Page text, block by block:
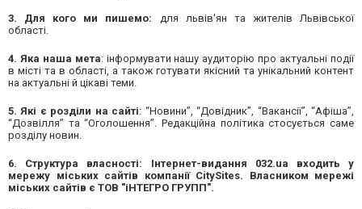
3. Для кого ми пишемо: для львів'ян та жителів Львівської
області.
4. Яка наша мета: інформувати нашу аудиторію про актуальні події
в місті та в області, а також готувати якісний та унікальний контент
на актуальні й цікаві теми.
5. Які є розділи на сайті: “Новини”, “Довідник”, “Вакансії”, “Афіша”,
“Дозвілля” та “Оголошення”. Редакційна політика стосується саме
розділу новин.
6. Структура власності: Інтернет-видання 032.ua входить у
мережу міських сайтів компанії CitySites. Власником мережі
міських сайтів є ТОВ "іНТЕГРО ГРУПП".